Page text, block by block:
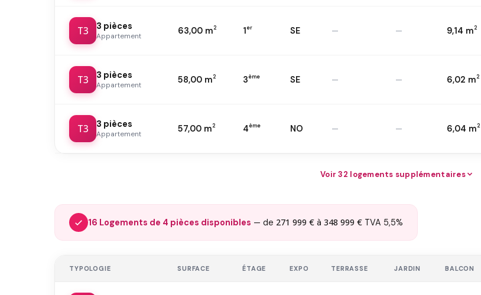
T3 3 pièces
Appartement
63,00 m2 1er SE — — 9,14 m2
T3 3 pièces
Appartement
58,00 m2 3ème SE — — 6,02 m2
T3 3 pièces
Appartement
57,00 m2 4ème NO — — 6,04 m2
Voir 32 logements supplémentaires
16 Logements de 4 pièces disponibles — de 271 999 € à 348 999 € TVA 5,5%
TYPOLOGIE SURFACE ÉTAGE EXPO TERRASSE JARDIN BALCON